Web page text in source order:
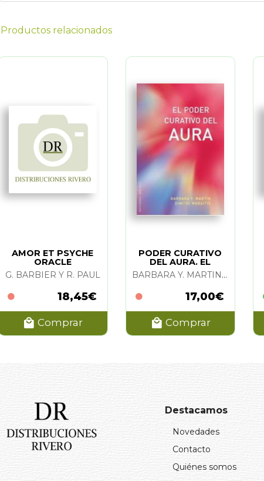
Productos relacionados
AMOR ET PSYCHE
ORACLE
G. BARBIER Y R. PAUL
18,45€
Comprar
PODER CURATIVO
DEL AURA. EL
BARBARA Y. MARTIN Y DIMITRI MORAITIS
17,00€
Comprar
Destacamos
Novedades
Contacto
Quiénes somos